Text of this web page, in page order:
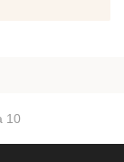
10